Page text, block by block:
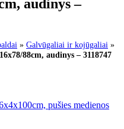
audinys –
» Galvūgaliai ir kojūgaliai »
88cm, audinys – 3118747